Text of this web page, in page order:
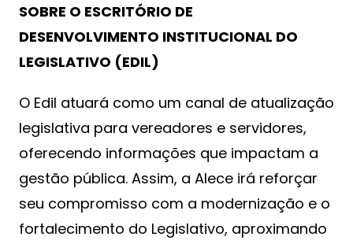
SOBRE O ESCRITÓRIO DE
DESENVOLVIMENTO INSTITUCIONAL DO
LEGISLATIVO (EDIL)
O Edil atuará como um canal de atualização
legislativa para vereadores e servidores,
oferecendo informações que impactam a
gestão pública. Assim, a Alece irá reforçar
seu compromisso com a modernização e o
fortalecimento do Legislativo, aproximando